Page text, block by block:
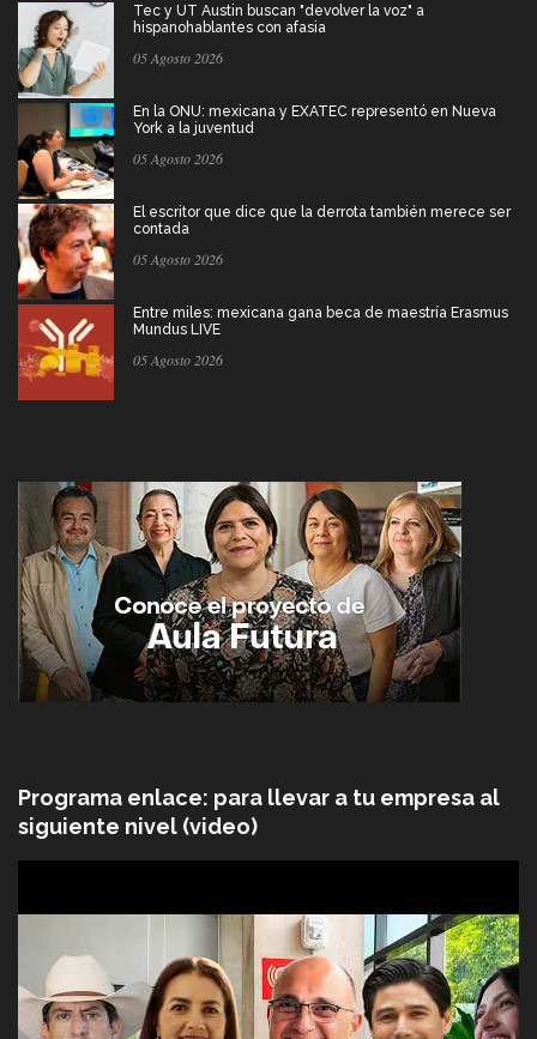
Tec y UT Austin buscan "devolver la voz" a
hispanohablantes con afasia
05 Agosto 2026
En la ONU: mexicana y EXATEC representó en Nueva
York a la juventud
05 Agosto 2026
El escritor que dice que la derrota también merece ser
contada
05 Agosto 2026
Entre miles: mexicana gana beca de maestría Erasmus
Mundus LIVE
05 Agosto 2026
Programa enlace: para llevar a tu empresa al
siguiente nivel (video)